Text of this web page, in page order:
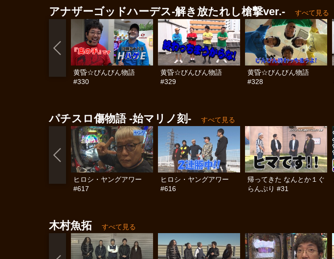
アナザーゴッドハーデス‐解き放たれし槍撃ver.‐ すべて見る
黄昏☆びんびん物語
#330
黄昏☆びんびん物語
#329
黄昏☆びんびん物語
#328
パチスロ傷物語 ‐始マリノ刻‐ すべて見る
ヒロシ・ヤングアワー
#617
ヒロシ・ヤングアワー
#616
帰ってきた なんとか１ぐ
らんぷり #31
木村魚拓 すべて見る